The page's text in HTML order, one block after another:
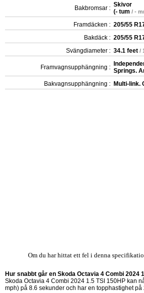
Bakbromsar : Skivor
(- tum / -
Framdäcken : 205/55
Bakdäck : 205/55
Svängdiameter : 34.1 feet /
Framvagnsupphängning : Springs.
Bakvagnsupphängning : Multi-link.
Om du har hittat ett fel i denna
Hur snabbt går en Skoda Octavia 4 Combi 2024
Skoda Octavia 4 Combi 2024 1.5 TSI 150HP kan
mph) på 8.6 sekunder och har en topphastighet på